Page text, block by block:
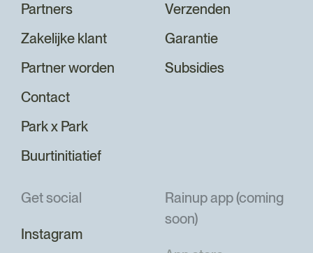
Partners
Zakelijke klant
Partner worden
Contact
Park x Park
Buurtinitiatief
Verzenden
Garantie
Subsidies
Get social
Instagram
Rainup app (coming
soon)